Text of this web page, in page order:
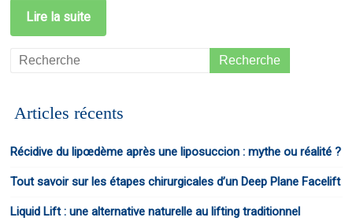
Lire la suite
Articles récents
Récidive du lipœdème après une liposuccion : mythe ou réalité ?
Tout savoir sur les étapes chirurgicales d’un Deep Plane Facelift
Liquid Lift : une alternative naturelle au lifting traditionnel